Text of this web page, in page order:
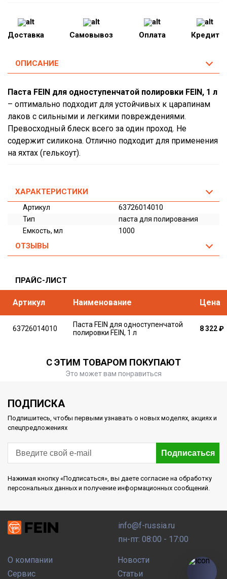
Доставка Самовывоз Оплата Кредит
ОПИСАНИЕ
Паста FEIN для одноступенчатой полировки FEIN, 1 л
– оптимально подходит для устойчивых к царапинам
лаков с сильными и легкими повреждениями.
Превосходный блеск всего за один проход. Не
содержит силикона. Отлично подходит для применения
на яхтах (гелькоут).
ХАРАКТЕРИСТИКИ
Артикул
63726014010
Тип
паста для полирования
Емкость, мл
1000
ОТЗЫВЫ
ПРАЙС-ЛИСТ
Артикул Наименование Цена
63726014010
Паста FEIN для одноступенчатой
полировки FEIN, 1 л
8 322₽
С ЭТИМ ТОВАРОМ ПОКУПАЮТ
Это может вам понравиться
ПОДПИСКА
Подпишитесь, чтобы первыми узнавать о новых моделях, акциях и
спецпредложениях
Подписаться
Нажимая кнопку «Подписаться», вы даете согласие на обработку
персональных данных и получение информационных сообщений.
О компании
Сервис
Новости
Статьи
info@f-russia.ru
пн-пт: 08:00 - 17:00